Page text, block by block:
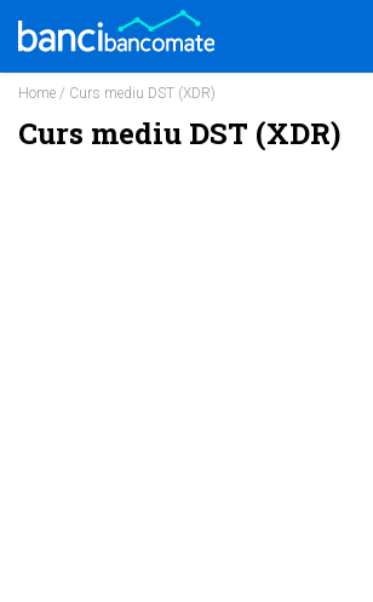
Home / Curs mediu DST (XDR)
Curs mediu DST (XDR)